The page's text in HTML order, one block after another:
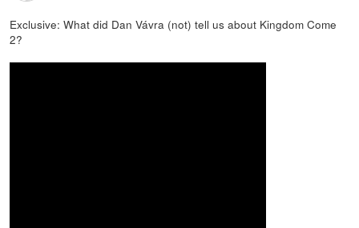
Exclusive: What did Dan Vávra (not) tell us about Kingdom Come
2?